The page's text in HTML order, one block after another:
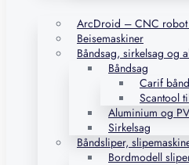
ArcDroid – CNC
Beisemaskiner
Båndsag, sirkelsag og
Båndsag
Carif
Scantool
Aluminium og
Sirkelsag
Båndsliper,
Bordmodell